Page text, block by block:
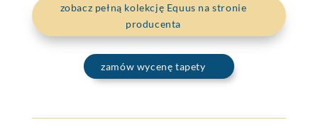
zobacz pełną kolekcję Equus na stronie
producenta
zamów wycenę tapety